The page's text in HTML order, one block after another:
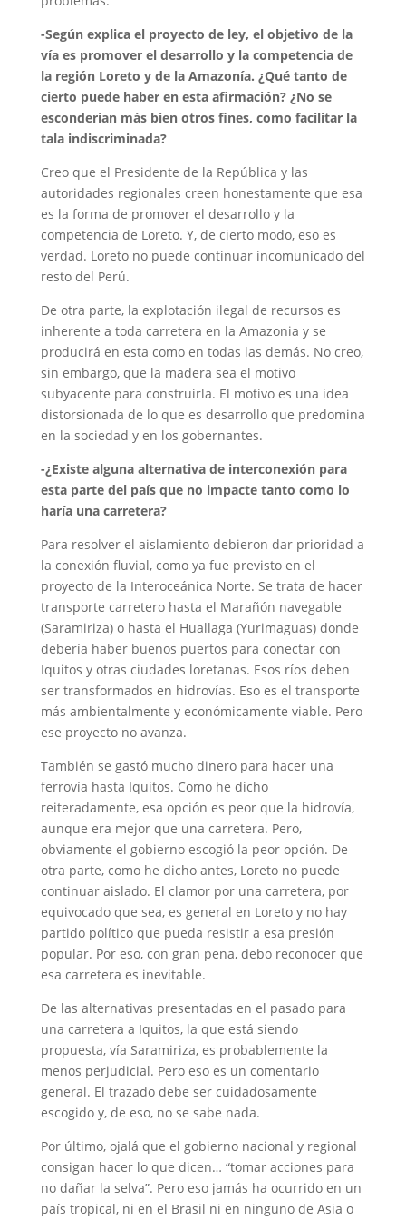
-Según explica el proyecto de ley, el objetivo de la
vía es promover el desarrollo y la competencia de
la región Loreto y de la Amazonía. ¿Qué tanto de
cierto puede haber en esta afirmación? ¿No se
esconderían más bien otros fines, como facilitar la
tala indiscriminada?
Creo que el Presidente de la República y las
autoridades regionales creen honestamente que esa
es la forma de promover el desarrollo y la
competencia de Loreto. Y, de cierto modo, eso es
verdad. Loreto no puede continuar incomunicado del
resto del Perú.
De otra parte, la explotación ilegal de recursos es
inherente a toda carretera en la Amazonia y se
producirá en esta como en todas las demás. No creo,
sin embargo, que la madera sea el motivo
subyacente para construirla. El motivo es una idea
distorsionada de lo que es desarrollo que predomina
en la sociedad y en los gobernantes.
-¿Existe alguna alternativa de interconexión para
esta parte del país que no impacte tanto como lo
haría una carretera?
Para resolver el aislamiento debieron dar prioridad a
la conexión fluvial, como ya fue previsto en el
proyecto de la Interoceánica Norte. Se trata de hacer
transporte carretero hasta el Marañón navegable
(Saramiriza) o hasta el Huallaga (Yurimaguas) donde
debería haber buenos puertos para conectar con
Iquitos y otras ciudades loretanas. Esos ríos deben
ser transformados en hidrovías. Eso es el transporte
más ambientalmente y económicamente viable. Pero
ese proyecto no avanza.
También se gastó mucho dinero para hacer una
ferrovía hasta Iquitos. Como he dicho
reiteradamente, esa opción es peor que la hidrovía,
aunque era mejor que una carretera. Pero,
obviamente el gobierno escogió la peor opción. De
otra parte, como he dicho antes, Loreto no puede
continuar aislado. El clamor por una carretera, por
equivocado que sea, es general en Loreto y no hay
partido político que pueda resistir a esa presión
popular. Por eso, con gran pena, debo reconocer que
esa carretera es inevitable.
De las alternativas presentadas en el pasado para
una carretera a Iquitos, la que está siendo
propuesta, vía Saramiriza, es probablemente la
menos perjudicial. Pero eso es un comentario
general. El trazado debe ser cuidadosamente
escogido y, de eso, no se sabe nada.
Por último, ojalá que el gobierno nacional y regional
consigan hacer lo que dicen… “tomar acciones para
no dañar la selva”. Pero eso jamás ha ocurrido en un
país tropical, ni en el Brasil ni en ninguno de Asia o